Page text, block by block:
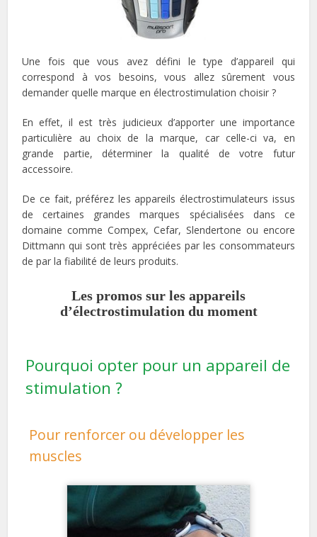
Une fois que vous avez défini le type d’appareil qui
correspond à vos besoins, vous allez sûrement vous
demander quelle marque en électrostimulation choisir ?
En effet, il est très judicieux d’apporter une importance
particulière au choix de la marque, car celle-ci va, en
grande partie, déterminer la qualité de votre futur
accessoire.
De ce fait, préférez les appareils électrostimulateurs issus
de certaines grandes marques spécialisées dans ce
domaine comme Compex, Cefar, Slendertone ou encore
Dittmann qui sont très appréciées par les consommateurs
de par la fiabilité de leurs produits.
Les promos sur les appareils
d’électrostimulation du moment
Pourquoi opter pour un appareil de
stimulation ?
Pour renforcer ou développer les
muscles